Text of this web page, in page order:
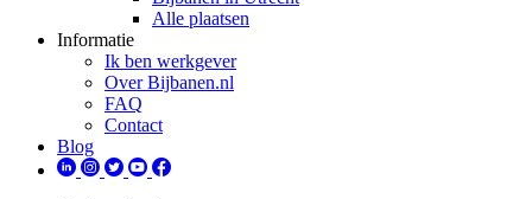
Alle plaatsen
Informatie
Ik ben werkgever
Over Bijbanen.nl
FAQ
Contact
Blog